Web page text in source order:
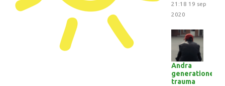
21:18 19 sep
2020
Andra
generationens
trauma